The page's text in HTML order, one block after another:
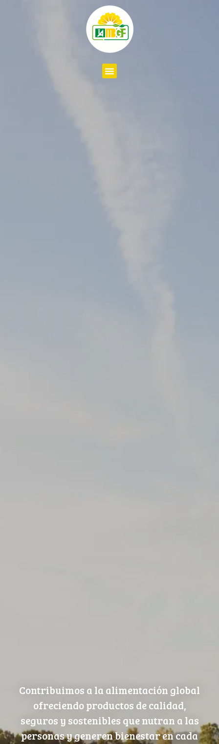
Contribuimos a la alimentación global
ofreciendo productos de calidad,
seguros y sostenibles que nutran a las
personas y generen bienestar en cada